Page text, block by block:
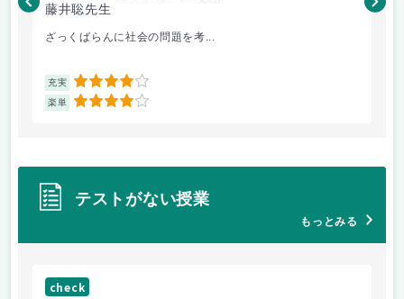
藤井聡先生
ざっくばらんに社会の問題を考...
充実 4
楽単 4
藤
テストがない授業
もっとみる
check